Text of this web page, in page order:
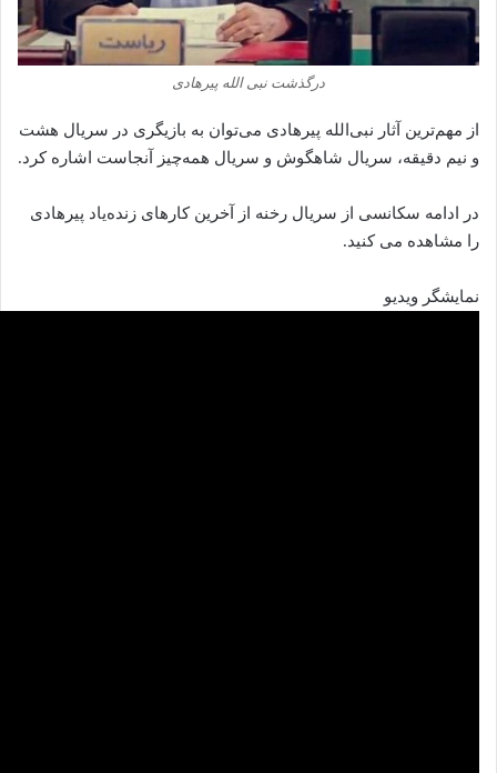
درگذشت نبی‌ الله پیرهادی
از مهم‌ترین آثار نبی‌الله پیرهادی می‌توان به بازیگری در سریال هشت
و نیم دقیقه، سریال شاهگوش و سریال همه‌چیز آنجاست اشاره کرد.
در ادامه سکانسی از سریال رخنه از آخرین کارهای زنده‌یاد پیرهادی
را مشاهده می‌ کنید.
نمایشگر ویدیو